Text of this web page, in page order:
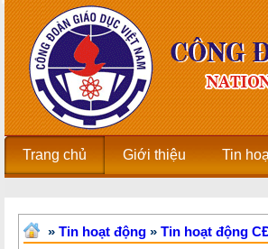
Trang chủ Giới thiệu Tin
» Tin hoạt động » Tin hoạt động